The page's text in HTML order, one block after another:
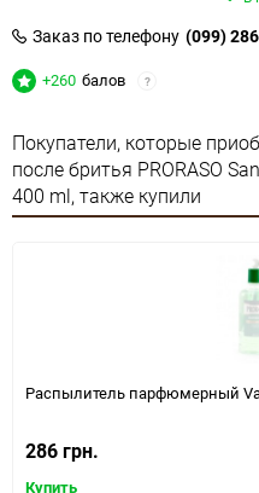
Заказ по телефону (099)
+260 балов ?
Покупатели, которые
после бритья PRORASO
400 ml, также купили
Распылитель парфюмерный
286 грн.
Купить